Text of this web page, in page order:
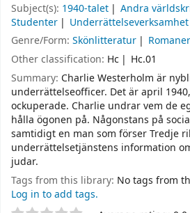
Subject(s): 1940-talet
Andra
Studenter
Underrättelseverksamhet
Genre/Form: Skönlitteratur
Romaner
Other classification: Hc
Hc.01
Summary: Charlie Westerholm är
underrättelseofficer. Det är april
ockuperade. Charlie undrar vem de
hålla ögonen på. Någonstans på
samtidigt en man som förser Tredje
underrättelsetjänstens information
judar.
Tags from this library: No tags from
Log in to add tags.